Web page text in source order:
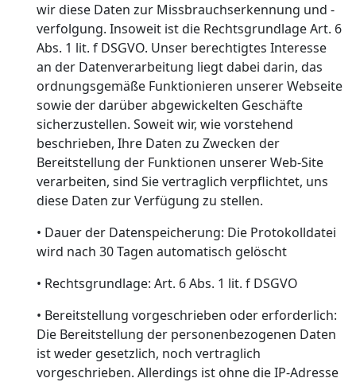
wir diese Daten zur Missbrauchserkennung und -
verfolgung. Insoweit ist die Rechtsgrundlage Art. 6
Abs. 1 lit. f DSGVO. Unser berechtigtes Interesse
an der Datenverarbeitung liegt dabei darin, das
ordnungsgemäße Funktionieren unserer Webseite
sowie der darüber abgewickelten Geschäfte
sicherzustellen. Soweit wir, wie vorstehend
beschrieben, Ihre Daten zu Zwecken der
Bereitstellung der Funktionen unserer Web-Site
verarbeiten, sind Sie vertraglich verpflichtet, uns
diese Daten zur Verfügung zu stellen.
• Dauer der Datenspeicherung: Die Protokolldatei
wird nach 30 Tagen automatisch gelöscht
• Rechtsgrundlage: Art. 6 Abs. 1 lit. f DSGVO
• Bereitstellung vorgeschrieben oder erforderlich:
Die Bereitstellung der personenbezogenen Daten
ist weder gesetzlich, noch vertraglich
vorgeschrieben. Allerdings ist ohne die IP-Adresse